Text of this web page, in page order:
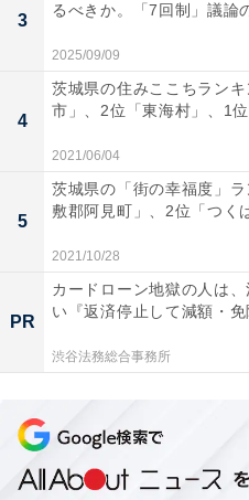
2回のワクチン接種後もマスクは着
「2回のワクチン接種を終
べきだと思いますか？」と
い」と回答した人は、わず
チン接種後も「マスク着用
3
るべきか。「7回制」議論
2025/09/09
4
茨城県の住みここちラン
市」、2位「東海村」、1
2021/06/04
5
茨城県の「街の幸福度」
敷郡阿見町」、2位「つく
2021/10/28
PR
カードローン地獄の人は
い『返済停止して減額・免
渋谷法務総合事務所